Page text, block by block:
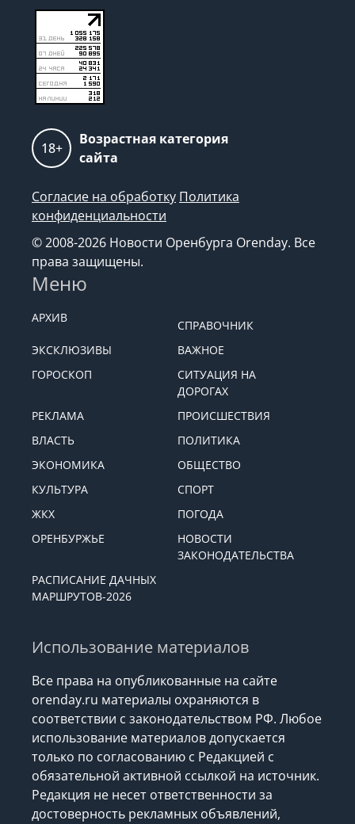
18+
Возрастная категория
сайта
Согласие на обработку Политика
конфиденциальности
© 2008-2026 Новости Оренбурга Orenday. Все
права защищены.
Меню
АРХИВ
СПРАВОЧНИК
ЭКСКЛЮЗИВЫ
ВАЖНОЕ
ГОРОСКОП
СИТУАЦИЯ НА
ДОРОГАХ
РЕКЛАМА
ПРОИСШЕСТВИЯ
ВЛАСТЬ
ПОЛИТИКА
ЭКОНОМИКА
ОБЩЕСТВО
КУЛЬТУРА
СПОРТ
ЖКХ
ПОГОДА
ОРЕНБУРЖЬЕ
НОВОСТИ
ЗАКОНОДАТЕЛЬСТВА
РАСПИСАНИЕ ДАЧНЫХ
МАРШРУТОВ-2026
Использование материалов
Все права на опубликованные на сайте
orenday.ru материалы охраняются в
соответствии с законодательством РФ. Любое
использование материалов допускается
только по согласованию с Редакцией с
обязательной активной ссылкой на источник.
Редакция не несет ответственности за
достоверность рекламных объявлений,